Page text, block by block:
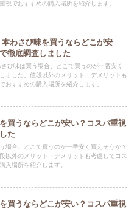
視でおすすめの購入場所を紹介します。
わさび味を買うならどこが安
徹底調査しました
び味は買う場合、どこで買うのが一番安く
ました。値段以外のメリット・デメリットも
おすすめの購入場所を紹介します。
買うならどこが安い？コスパ重視
た
場合、どこで買うのが一番安く買えそうか？
以外のメリット・デメリットも考慮してコス
入場所を紹介します。
買うならどこが安い？コスパ重視